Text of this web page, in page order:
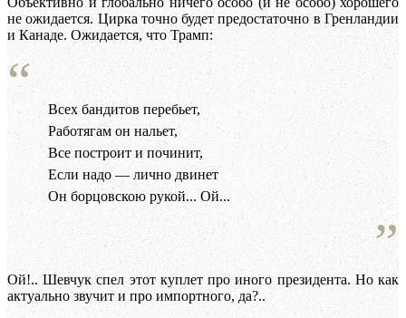
не ожидается. Цирка точно будет предостаточно в Гренландии
и Канаде. Ожидается, что Трамп:
Всех бандитов перебьет,
Работягам он нальет,
Все построит и починит,
Если надо — лично двинет
Он борцовскою рукой... Ой...
Ой!.. Шевчук спел этот куплет про иного президента. Но как
актуально звучит и про импортного, да?..